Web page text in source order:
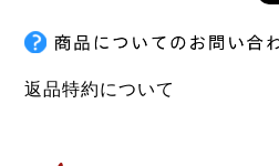
返品特約について